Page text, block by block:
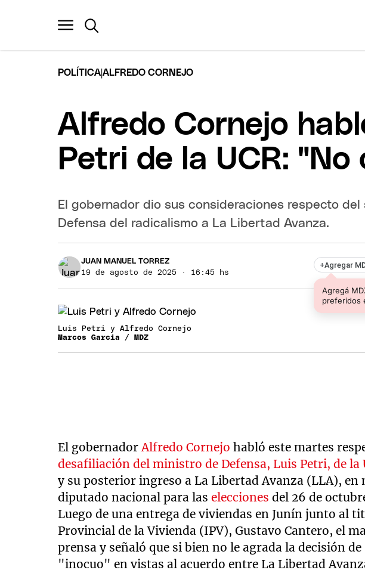
POLÍTICA|ALFREDO CORNEJO
Alfredo Cornejo
Petri de la UCR:
El gobernador dio sus consideraciones respecto
Defensa del radicalismo a La Libertad Avanza.
JUAN MANUEL TORREZ
19 de agosto de 2025 · 16:45 hs
+Agregar
Agregá
preferidos
Luis Petri y Alfredo Cornejo
Marcos Garcia / MDZ
El gobernadorAlfredo Cornejo habló este martes
desafiliación del ministro de Defensa, Luis Petri, de la
y su posterior ingreso a La Libertad Avanza (LLA), en
diputado nacional para laselecciones del 26 de
Luego de una entrega de viviendas en Junín junto al
Provincial de la Vivienda (IPV), Gustavo Cantero, el
prensa y señaló que si bien no le agrada la decisión
"inocuo" en vistas al acuerdo entre La Libertad